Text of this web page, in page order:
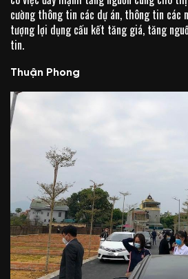
cường thông tin các dự án, thông tin các
tượng lợi dụng cấu kết tăng giá, tăng
tin.
Thuận Phong